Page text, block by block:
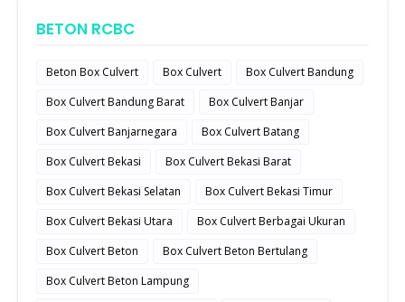
BETON RCBC
Beton Box Culvert Box Culvert
Box Culvert Bandung
Box Culvert Bandung Barat
Box Culvert Banjar
Box Culvert Banjarnegara
Box Culvert Batang
Box Culvert Bekasi
Box Culvert Bekasi Barat
Box Culvert Bekasi Selatan
Box Culvert Bekasi Timur
Box Culvert Bekasi Utara
Box Culvert Berbagai Ukuran
Box Culvert Beton
Box Culvert Beton Bertulang
Box Culvert Beton Lampung